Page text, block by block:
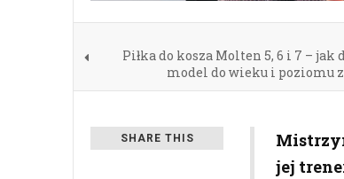
Piłka do kosza Molten 5, 6 i 7 –
model do wieku i poziomu
SHARE THIS
jej